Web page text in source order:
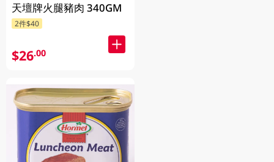
天壇牌火腿豬肉 340GM
2件$40
$26.00